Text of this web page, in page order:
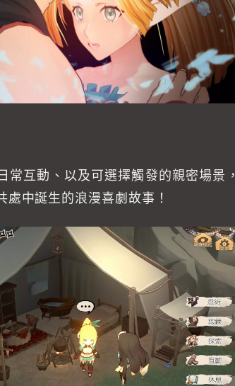
常互動、以及可選擇觸發的親密場景，
處中誕生的浪漫喜劇故事！